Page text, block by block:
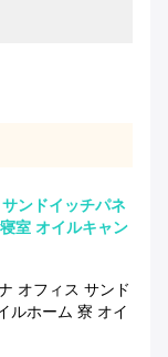
ンドイッチパネ
室 オイルキャン
オフィス サンド
ルホーム 寮 オイ